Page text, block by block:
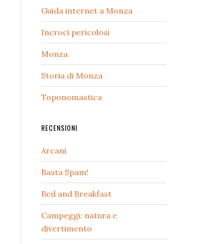
Guida internet a Monza
Incroci pericolosi
Monza
Storia di Monza
Toponomastica
RECENSIONI
Arcani
Basta Spam!
Bed and Breakfast
Campeggi: natura e
divertimento